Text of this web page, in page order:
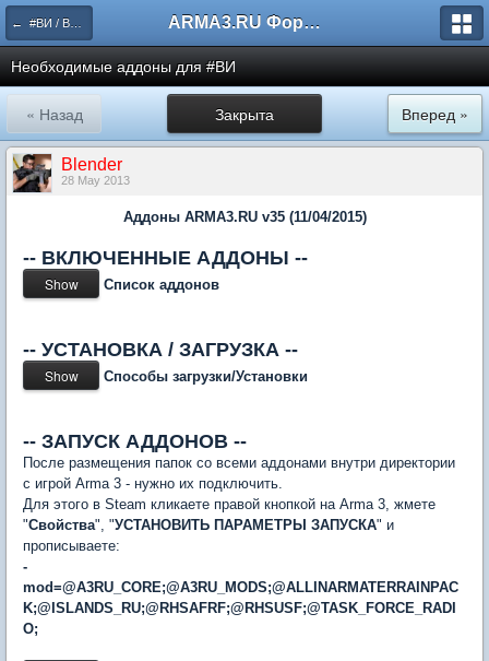
← #ВИ / Воскресные игры ARMA3.RU Форум
Необходимые аддоны для #ВИ
Закрыта
« Назад Вперед »
Blender
28 May 2013
Аддоны ARMA3.RU v35 (11/04/2015)
-- ВКЛЮЧЕННЫЕ АДДОНЫ --
Список аддонов
-- УСТАНОВКА / ЗАГРУЗКА --
Способы загрузки/Установки
-- ЗАПУСК АДДОНОВ --
После размещения папок со всеми аддонами внутри директории
с игрой Arma 3 - нужно их подключить.
Для этого в Steam кликаете правой кнопкой на Arma 3, жмете
"Свойства", "УСТАНОВИТЬ ПАРАМЕТРЫ ЗАПУСКА" и
прописываете:
-
mod=@A3RU_CORE;@A3RU_MODS;@ALLINARMATERRAINPAC
K;@ISLANDS_RU;@RHSAFRF;@RHSUSF;@TASK_FORCE_RADI
O;